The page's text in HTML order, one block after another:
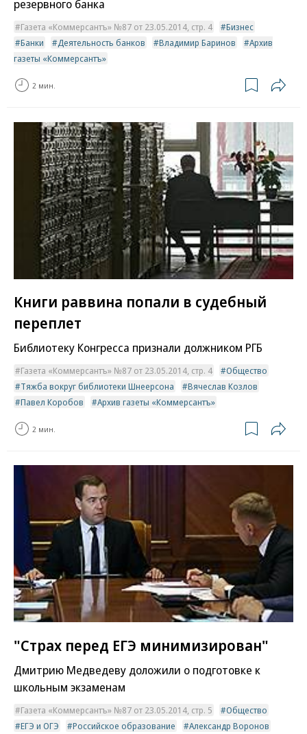
резервного банка
Газета «Коммерсантъ» №87 от 23.05.2014, стр. 4
Бизнес
Банки
Деятельность банков Владимир Баринов
Архив
газеты «Коммерсантъ»
2 мин.
Книги раввина попали в судебный
переплет
Библиотеку Конгресса признали должником РГБ
Газета «Коммерсантъ» №87 от 23.05.2014, стр. 4
Общество
Тяжба вокруг библиотеки Шнеерсона
Вячеслав Козлов
Павел Коробов
Архив газеты «Коммерсантъ»
2 мин.
"Страх перед ЕГЭ минимизирован"
Дмитрию Медведеву доложили о подготовке к
школьным экзаменам
Газета «Коммерсантъ» №87 от 23.05.2014, стр. 5
Общество
ЕГЭ и ОГЭ
Российское образование
Александр Воронов